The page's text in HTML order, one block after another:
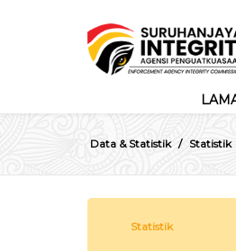
Data & Statistik Statistik
Statistik